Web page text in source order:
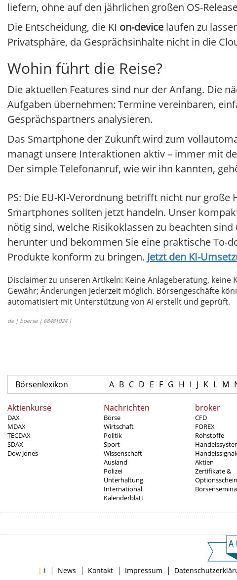
liefern, ohne auf den jährlichen großen OS-
Die Entscheidung, die KI on-device laufen zu
Privatsphäre, da Gesprächsinhalte nicht in die
Wohin führt die Reise?
Die aktuellen Features sind nur der Anfang. Die
Aufgaben übernehmen: Termine vereinbaren,
Gesprächspartners analysieren.
Das Smartphone der Zukunft wird zum
managt unsere Interaktionen aktiv – immer mit
Der simple Telefonanruf, wie wir ihn kannten,
PS: Die EU-KI-Verordnung betrifft nicht nur
Smartphones sollten jetzt handeln. Unser
nötig sind, welche Risikoklassen zu beachten
herunter und bekommen Sie eine praktische To-
Produkte konform zu bringen. Jetzt den KI-
Disclaimer zu unseren Artikeln: Keine Anlageberatung,
Gewähr; Änderungen jederzeit möglich. Börsengeschäfte
automatisiert mit Unterstützung von AI erstellt und geprüft.
de | boerse | 68481024 |
Börsenlexikon A B C D E F G H I J K L M
Aktienkurse
DAX
MDAX
TECDAX
SDAX
Dow Jones
Nachrichten
Börse
Wirtschaft
Politik
Sport
Wissenschaft
Ausland
Polizei
Unterhaltung
International
Kalenderblatt
broker
CFD
FOREX
Rohstoffe
Aktien
Zertifikate &
| i | News | Kontakt | Impressum |